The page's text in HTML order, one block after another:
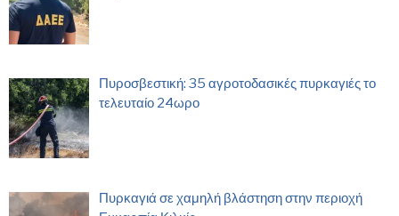
Πυροσβεστική: 35 αγροτοδασικές πυρκαγιές το
τελευταίο 24ωρο
Πυρκαγιά σε χαμηλή βλάστηση στην περιοχή